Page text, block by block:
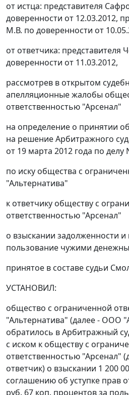
от истца: представителя
доверенности от 12.03.2012,
М.В. по доверенности от
от ответчика: представителя
доверенности от 11.03.2012,
рассмотрев в открытом
апелляционные жалобы
ответственностью "Арсенал"
на определение о принятии
на решение Арбитражного
от 19 марта 2012 года по делу
по иску общества с
"Альтернатива"
к ответчику обществу с
ответственностью "Арсенал"
о взыскании задолженности и
пользование чужими
принятое в составе судьи
УСТАНОВИЛ:
общество с ограниченной
"Альтернатива" (далее - ООО
обратилось в Арбитражный
с иском к обществу с
ответственностью "Арсенал"
ответчик) о взыскании 1 200
соглашению об уступке прав
руб. 67 коп. процентов за